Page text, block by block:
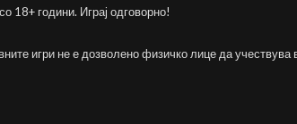
18+ години. Играј одговорно!
игри не е дозволено физичко лице да учествува